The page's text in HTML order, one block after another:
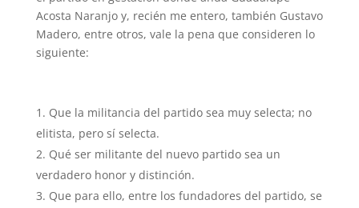
Acosta Naranjo y, recién me entero, también Gustavo
Madero, entre otros, vale la pena que consideren lo
siguiente:
Que la militancia del partido sea muy selecta; no
elitista, pero sí selecta.
Qué ser militante del nuevo partido sea un
verdadero honor y distinción.
Que para ello, entre los fundadores del partido, se